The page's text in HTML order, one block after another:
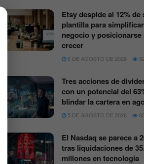
Etsy despide al 12% de
plantilla para
negocio y posicionarse
crecer
6 DE AGOSTO DE 2026
Tres acciones de
con un potencial del
blindar la cartera en
5 DE AGOSTO DE 2026
El Nasdaq se parece a
tras liquidaciones de
millones en tecnología